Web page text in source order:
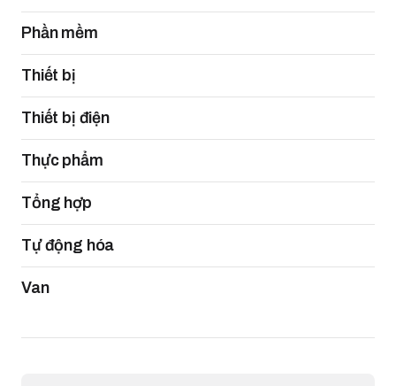
Phần mềm
Thiết bị
Thiết bị điện
Thực phẩm
Tổng hợp
Tự động hóa
Van